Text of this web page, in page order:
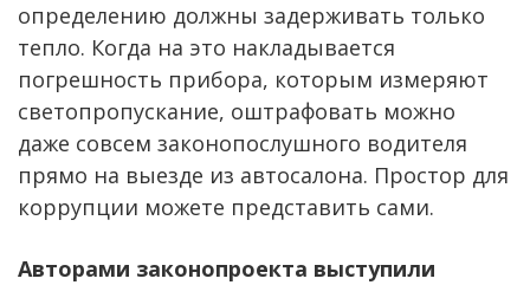
определению должны задерживать только
тепло. Когда на это накладывается
погрешность прибора, которым измеряют
светопропускание, оштрафовать можно
даже совсем законопослушного водителя
прямо на выезде из автосалона. Простор для
коррупции можете представить сами.
Авторами законопроекта выступили